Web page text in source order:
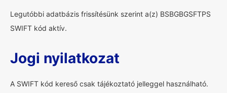
Legutóbbi adatbázis frissítésünk szerint a(z) BSBGBGSFTPS
SWIFT kód aktív.
Jogi nyilatkozat
A SWIFT kód kereső csak tájékoztató jelleggel használható.